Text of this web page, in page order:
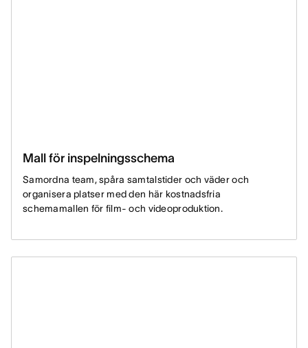
Mall för inspelningsschema
Samordna team, spåra samtalstider och väder och
organisera platser med den här kostnadsfria
schemamallen för film- och videoproduktion.